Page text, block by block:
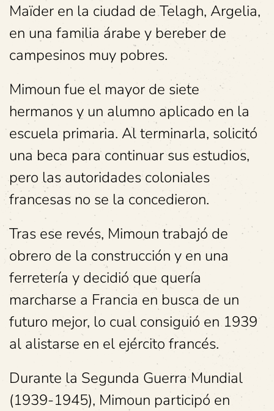
Maïder en la ciudad de Telagh, Argelia,
en una familia árabe y bereber de
campesinos muy pobres.
Mimoun fue el mayor de siete
hermanos y un alumno aplicado en la
escuela primaria. Al terminarla, solicitó
una beca para continuar sus estudios,
pero las autoridades coloniales
francesas no se la concedieron.
Tras ese revés, Mimoun trabajó de
obrero de la construcción y en una
ferretería y decidió que quería
marcharse a Francia en busca de un
futuro mejor, lo cual consiguió en 1939
al alistarse en el ejército francés.
Durante la Segunda Guerra Mundial
(1939-1945), Mimoun participó en